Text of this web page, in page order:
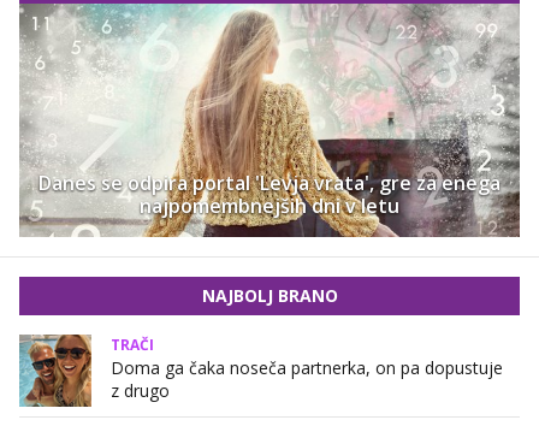
Danes se odpira portal 'Levja vrata', gre za enega
najpomembnejših dni v letu
NAJBOLJ BRANO
TRAČI
Doma ga čaka noseča partnerka, on pa dopustuje
z drugo